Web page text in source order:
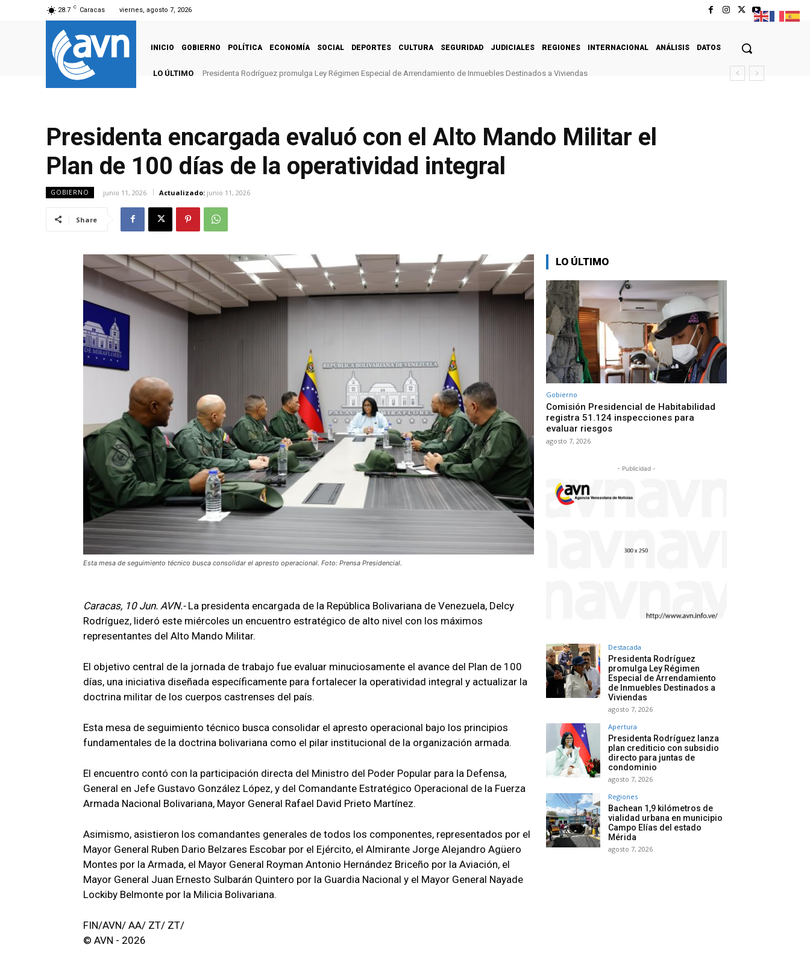
28.7 C Caracas viernes, agosto 7, 2026
INICIO GOBIERNO POLÍTICA ECONOMÍA SOCIAL DEPORTES CULTURA SEGURIDAD JUDICIALES REGIONES INTERNACIONAL ANÁLISIS DATOS
LO ÚLTIMO Presidenta Rodríguez promulga Ley Régimen Especial de Arrendamiento de Inmuebles Destinados a Viviendas
Presidenta encargada evaluó con el Alto Mando Militar el
Plan de 100 días de la operatividad integral
GOBIERNO junio 11, 2026 Actualizado: junio 11, 2026
Share
Esta mesa de seguimiento técnico busca consolidar el apresto operacional. Foto: Prensa Presidencial.
Caracas, 10 Jun. AVN.- La presidenta encargada de la República Bolivariana de Venezuela, Delcy
Rodríguez, lideró este miércoles un encuentro estratégico de alto nivel con los máximos
representantes del Alto Mando Militar.
El objetivo central de la jornada de trabajo fue evaluar minuciosamente el avance del Plan de 100
días, una iniciativa diseñada específicamente para fortalecer la operatividad integral y actualizar la
doctrina militar de los cuerpos castrenses del país.
Esta mesa de seguimiento técnico busca consolidar el apresto operacional bajo los principios
fundamentales de la doctrina bolivariana como el pilar institucional de la organización armada.
El encuentro contó con la participación directa del Ministro del Poder Popular para la Defensa,
General en Jefe Gustavo González López, y del Comandante Estratégico Operacional de la Fuerza
Armada Nacional Bolivariana, Mayor General Rafael David Prieto Martínez.
Asimismo, asistieron los comandantes generales de todos los componentes, representados por el
Mayor General Ruben Dario Belzares Escobar por el Ejército, el Almirante Jorge Alejandro Agüero
Montes por la Armada, el Mayor General Royman Antonio Hernández Briceño por la Aviación, el
Mayor General Juan Ernesto Sulbarán Quintero por la Guardia Nacional y el Mayor General Nayade
Lockiby Belmonte por la Milicia Bolivariana.
FIN/AVN/ AA/ ZT/ ZT/
© AVN - 2026
LO ÚLTIMO
Gobierno
Comisión Presidencial de Habitabilidad
registra 51.124 inspecciones para
evaluar riesgos
agosto 7, 2026
- Publicidad -
Destacada
Presidenta Rodríguez
promulga Ley Régimen
Especial de Arrendamiento
de Inmuebles Destinados a
Viviendas
agosto 7, 2026
Apertura
Presidenta Rodríguez lanza
plan crediticio con subsidio
directo para juntas de
condominio
agosto 7, 2026
Regiones
Bachean 1,9 kilómetros de
vialidad urbana en municipio
Campo Elías del estado
Mérida
agosto 7, 2026